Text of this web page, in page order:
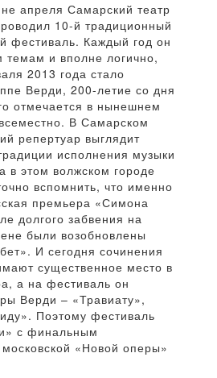
апреля Самарский театр
10-й традиционный
фестиваль. Каждый год он
и вполне логично,
2013 года стало
Верди, 200-летие со дня
отмечается в нынешнем
В Самарском
репертуар выглядит
исполнения музыки
в этом волжском городе
вспомнить, что именно
премьера «Симона
долгого забвения на
были возобновлены
И сегодня сочинения
существенное место в
а на фестиваль он
Верди – «Травиату»,
Поэтому фестиваль
с финальным
«Новой оперы»